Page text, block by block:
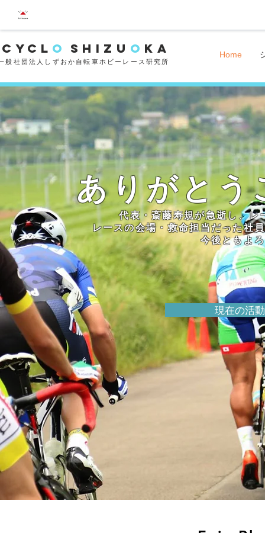
CYCL O
般社団法人しずおか自転車ホビーレース研究所
SHIZU O K A Home
ありがとう
代表・斎藤寿規が急逝し、レ
レースの会場・救命担当だった​社
今後ともよ
現在の活